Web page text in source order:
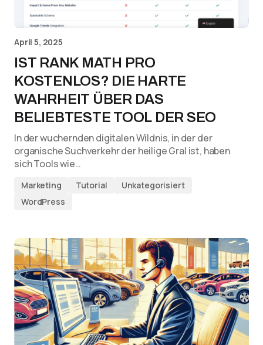
April 5, 2025
IST RANK MATH PRO
KOSTENLOS? DIE HARTE
WAHRHEIT ÜBER DAS
BELIEBTESTE TOOL DER SEO
In der wuchernden digitalen Wildnis, in der der
organische Suchverkehr der heilige Gral ist, haben
sich Tools wie…
Marketing Tutorial
Unkategorisiert
WordPress